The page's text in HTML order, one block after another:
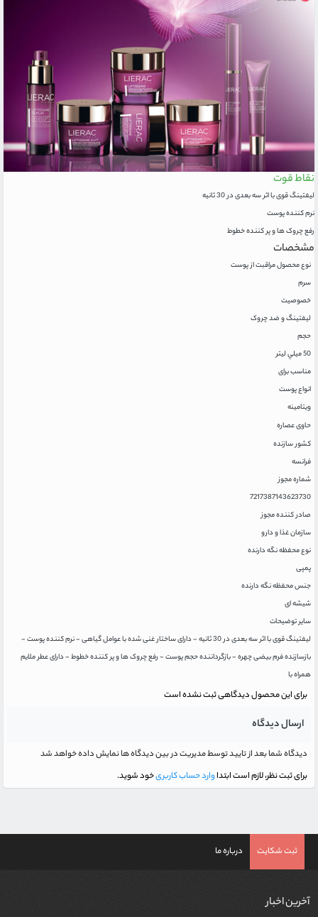
نقاط قوت
لیفتینگ قوی با اثر سه بعدی در 30 ثانیه
نرم کننده پوست
رفع چروک ها و پر کننده خطوط
مشخصات
نوع محصول مراقبت از پوست
سرم
خصوصیت
لیفتینگ و ضد چروک
حجم
50 ميلي ليتر
مناسب برای
انواع پوست
ویتامینه
حاوی عصاره
کشور سازنده
فرانسه
شماره مجوز
7217387143623730
صادر کننده مجوز
سازمان غذا و دارو
نوع محفظه نگه دارنده
پمپی
جنس محفظه نگه دارنده
شیشه ای
سایر توضیحات
لیفتینگ قوی با اثر سه بعدی در 30 ثانیه - دارای ساختار غنی شده با عوامل گیاهی - نرم کننده پوست -
بازسازنده فرم بیضی چهره - بازگرداننده حجم پوست - رفع چروک ها و پر کننده خطوط - دارای عطر ملایم
همراه با
برای این محصول دیدگاهی ثبت نشده است
ارسال دیدگاه
دیدگاه شما بعد از تایید توسط مدیریت در بین دیدگاه ها نمایش داده خواهد شد
برای ثبت نظر، لازم است ابتداوارد حساب کاربریخود شوید.
ثبت شکایت درباره ما
آخرین اخبار